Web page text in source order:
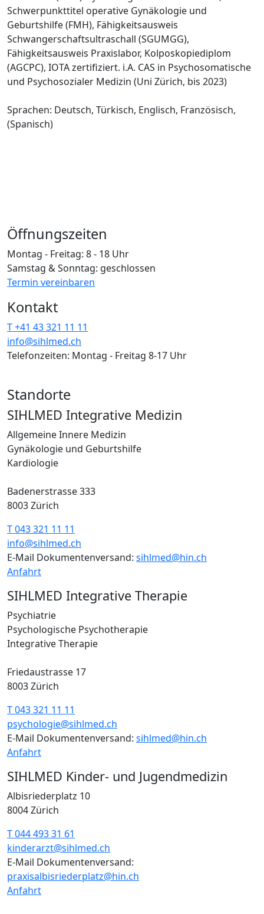
Schwerpunkttitel operative Gynäkologie und
Geburtshilfe (FMH), Fähigkeitsausweis
Schwangerschaftsultraschall (SGUMGG),
Fähigkeitsausweis Praxislabor, Kolposkopiediplom
(AGCPC), IOTA zertifiziert. i.A. CAS in Psychosomatische
und Psychosozialer Medizin (Uni Zürich, bis 2023)
Sprachen: Deutsch, Türkisch, Englisch, Französisch,
(Spanisch)
Öffnungszeiten
Montag - Freitag: 8 - 18 Uhr
Samstag & Sonntag: geschlossen
Termin vereinbaren
Kontakt
T +41 43 321 11 11
info@sihlmed.ch
Telefonzeiten: Montag - Freitag 8-17 Uhr
Standorte
SIHLMED Integrative Medizin
Allgemeine Innere Medizin
Gynäkologie und Geburtshilfe
Kardiologie
Badenerstrasse 333
8003 Zürich
T 043 321 11 11
info@sihlmed.ch
E-Mail Dokumentenversand: sihlmed@hin.ch
Anfahrt
SIHLMED Integrative Therapie
Psychiatrie
Psychologische Psychotherapie
Integrative Therapie
Friedaustrasse 17
8003 Zürich
T 043 321 11 11
psychologie@sihlmed.ch
E-Mail Dokumentenversand: sihlmed@hin.ch
Anfahrt
SIHLMED Kinder- und Jugendmedizin
Albisriederplatz 10
8004 Zürich
T 044 493 31 61
kinderarzt@sihlmed.ch
E-Mail Dokumentenversand:
praxisalbisriederplatz@hin.ch
Anfahrt